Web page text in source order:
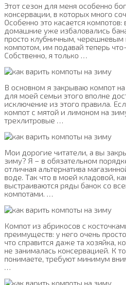
Этот сезон для меня особенно
консервации, в которых много
Особенно это касается
домашние уже избаловались
просто клубничным,
компотом, им подавай теперь
Собственно, я только …
В основном я закрываю компот
для моей семьи этого вполне
исключение из этого правила.
компот с мятой и лимоном на
трехлитровые …
Мои дорогие читатели, а вы
зиму? Я – в обязательном
отличная альтернатива
воде. Так что в моей кладовой,
выстраиваются ряды банок со
компотами. …
Компот из абрикосов с
преимуществ: у него очень
что справится даже та хозяйка,
не занималась консервацией. К
понимаете, требуют минимум